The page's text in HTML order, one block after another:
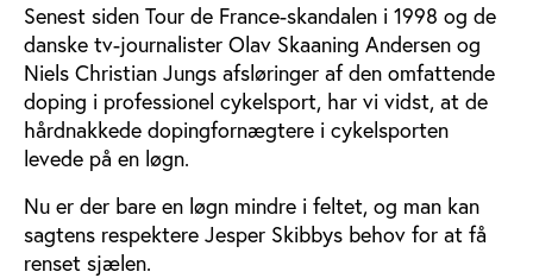
Senest siden Tour de France-skandalen i 1998 og de
danske tv-journalister Olav Skaaning Andersen og
Niels Christian Jungs afsløringer af den omfattende
doping i professionel cykelsport, har vi vidst, at de
hårdnakkede dopingfornægtere i cykelsporten
levede på en løgn.
Nu er der bare en løgn mindre i feltet, og man kan
sagtens respektere Jesper Skibbys behov for at få
renset sjælen.